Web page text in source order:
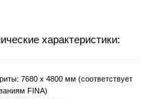
характеристики:
7680 х 4800 мм (соответствует
FINA)